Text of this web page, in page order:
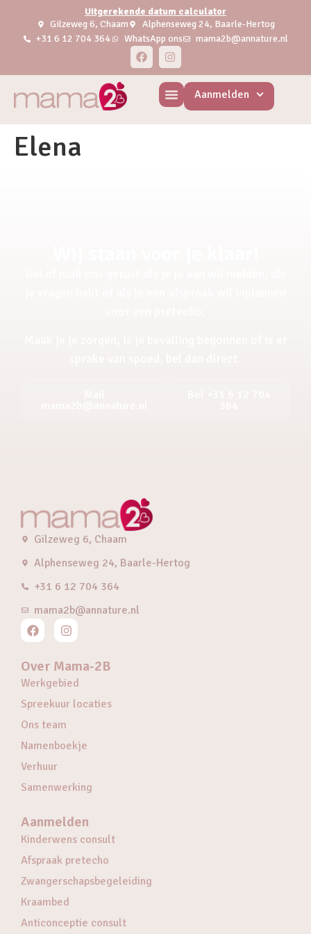
Uitgerekende datum calculator
Gilzeweg 6, Chaam
Alphenseweg 24, Baarle-Hertog
+31 6 12 704 364
WhatsApp ons mama2b@annature.nl
Aanmelden
Elena
Gilzeweg 6, Chaam
Alphenseweg 24, Baarle-Hertog
+31 6 12 704 364
mama2b@annature.nl
Over Mama-2B
Werkgebied
Spreekuur locaties
Ons team
Namenboekje
Verhuur
Samenwerking
Aanmelden
Kinderwens consult
Afspraak pretecho
Zwangerschapsbegeleiding
Kraambed
Anticonceptie consult